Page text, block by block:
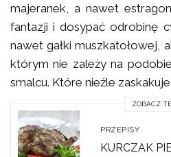
majeranek, a nawet
fantazji i dosypać odrobinę
nawet gałki muszkatołowej,
którym nie zależy na
smalcu. Które nieźle
ZOBACZ
PRZEPISY
KURCZAK